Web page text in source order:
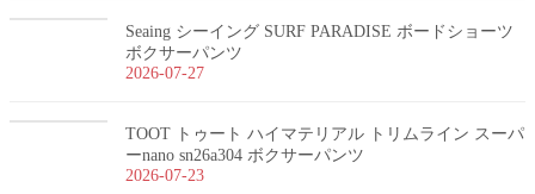
Seaing シーイング SURF PARADISE ボードショーツ
ボクサーパンツ
2026-07-27
TOOT トゥート ハイマテリアル トリムライン スーパ
ーnano sn26a304 ボクサーパンツ
2026-07-23